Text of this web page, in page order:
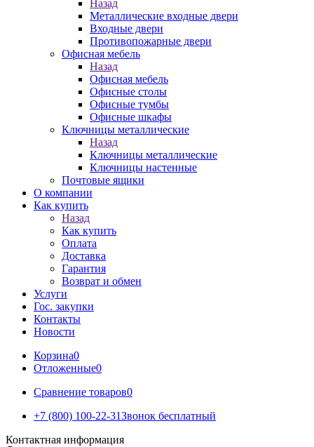
Назад
Металлические входные двери
Входные двери
Противопожарные двери
Офисная мебель
Назад
Офисная мебель
Офисные столы
Офисные тумбы
Офисные шкафы
Ключницы металлические
Назад
Ключницы металлические
Ключницы настенные
Почтовые ящики
О компании
Как купить
Назад
Как купить
Оплата
Доставка
Гарантия
Возврат и обмен
Услуги
Гос. закупки
Контакты
Новости
Корзина0
Отложенные0
Сравнение товаров0
+7 (800) 100-22-31Звонок бесплатный
Контактная информация